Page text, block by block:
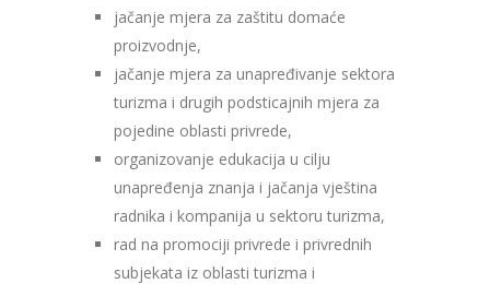
jačanje mjera za zaštitu domaće
proizvodnje,
jačanje mjera za unapređivanje sektora
turizma i drugih podsticajnih mjera za
pojedine oblasti privrede,
organizovanje edukacija u cilju
unapređenja znanja i jačanja vještina
radnika i kompanija u sektoru turizma,
rad na promociji privrede i privrednih
subjekata iz oblasti turizma i